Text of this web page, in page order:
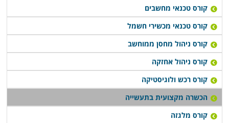
קורס טכנאי מחשבים
קורס טכנאי מכשירי חשמל
קורס ניהול מחסן ממוחשב
קורס ניהול אחזקה
קורס רכש ולוגיסטיקה
הכשרה מקצועית בתעשייה
קורס מלגזה